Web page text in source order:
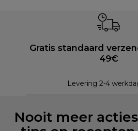
Gratis standaard
49€
Levering 2-4
Nooit meer